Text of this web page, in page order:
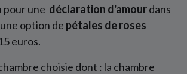
pour une déclaration d'amourdans
option de pétales de roses
euros.
choisie dont : la chambre